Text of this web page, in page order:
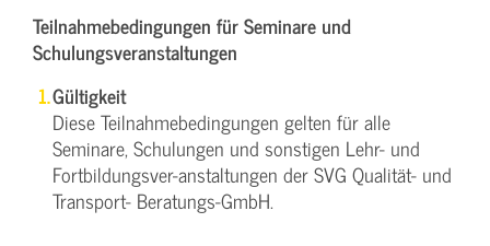
Teilnahmebedingungen für Seminare und
Schulungsveranstaltungen
Gültigkeit
Diese Teilnahmebedingungen gelten für alle
Seminare, Schulungen und sonstigen Lehr- und
Fortbildungsver-anstaltungen der SVG Qualität- und
Transport- Beratungs-GmbH.